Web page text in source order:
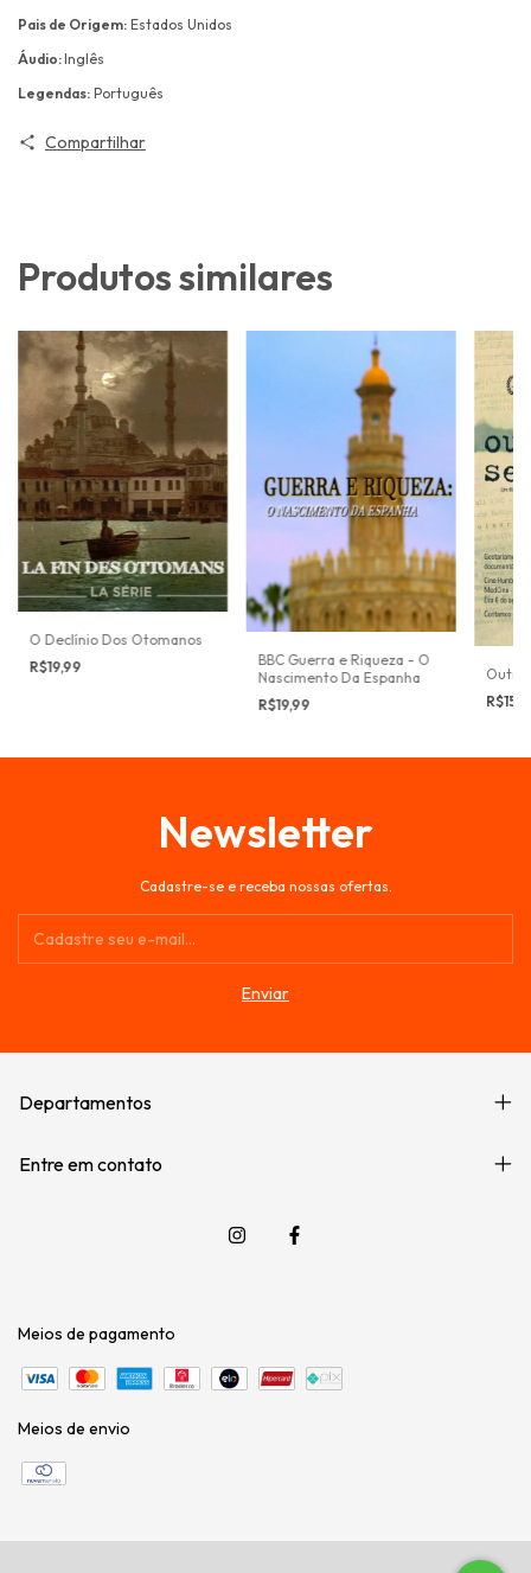
Pais de Origem: Estados Unidos
Áudio:Inglês
Legendas: Português
Compartilhar
Produtos similares
O Declínio Dos Otomanos
R$19,99
BBC Guerra e Riqueza - O
Nascimento Da Espanha
R$19,99
Outro
Newsletter
Cadastre-se e receba nossas ofertas.
Departamentos
Entre em contato
Meios de pagamento
Meios de envio